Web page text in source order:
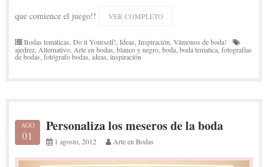
que comience el juego!!
VER COMPLETO
Bodas temáticas Do it Yourself! Ideas Inspiración Vámonos de boda!
ajedrez Alternativo, Arte en bodas blanco y negro boda boda tematica fotografías
de bodas fotógrafo bodas ideas inspiración
AGO
01
Personaliza los meseros de la boda
1 agosto, 2012 Arte en Bodas